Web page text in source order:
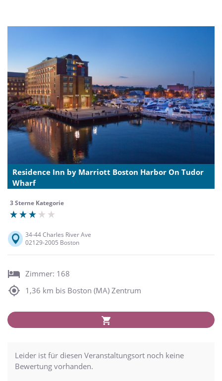
Residence Inn by Marriott Boston Harbor On Tudor
Wharf
3 Sterne Kategorie
34-44 Charles River Ave
02129-2005 Boston
Zimmer: 168
1,36 km bis Boston (MA) Zentrum
Leider ist für diesen Veranstaltungsort noch keine
Bewertung vorhanden.